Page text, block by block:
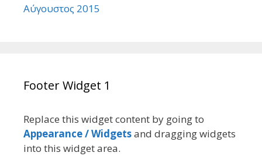
Αύγουστος 2015
Footer Widget 1
Replace this widget content by going to
Appearance / Widgetsand dragging widgets
into this widget area.